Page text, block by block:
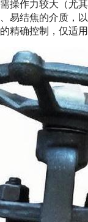
操作力较大（尤
易结焦的介质，
精确控制，仅适